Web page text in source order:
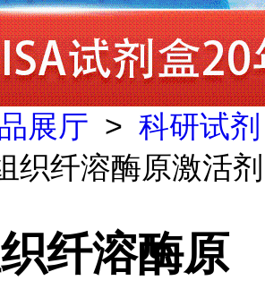
展厅 > 科研试剂
织纤溶酶原激活剂
纤溶酶原